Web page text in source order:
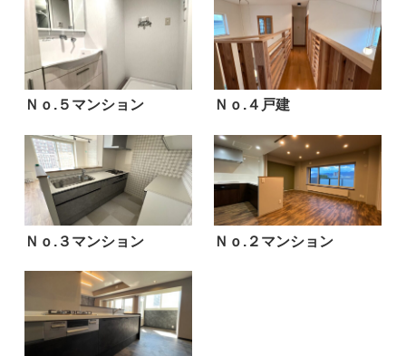
Ｎｏ.５マンション Ｎｏ.４戸建
Ｎｏ.３マンション Ｎｏ.２マンション